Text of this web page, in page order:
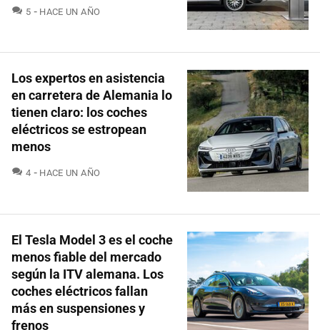
5 COMENTARIOS
HACE UN AÑO
Los expertos en asistencia
en carretera de Alemania lo
tienen claro: los coches
eléctricos se estropean
menos
4 COMENTARIOS
HACE UN AÑO
El Tesla Model 3 es el coche
menos fiable del mercado
según la ITV alemana. Los
coches eléctricos fallan
más en suspensiones y
frenos